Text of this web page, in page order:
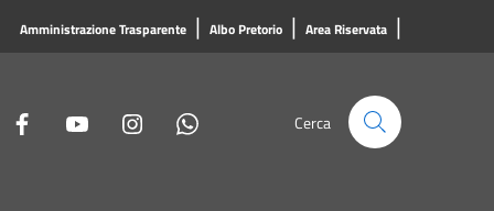
Amministrazione Trasparente | Albo Pretorio | Area Riservata |
Cerca